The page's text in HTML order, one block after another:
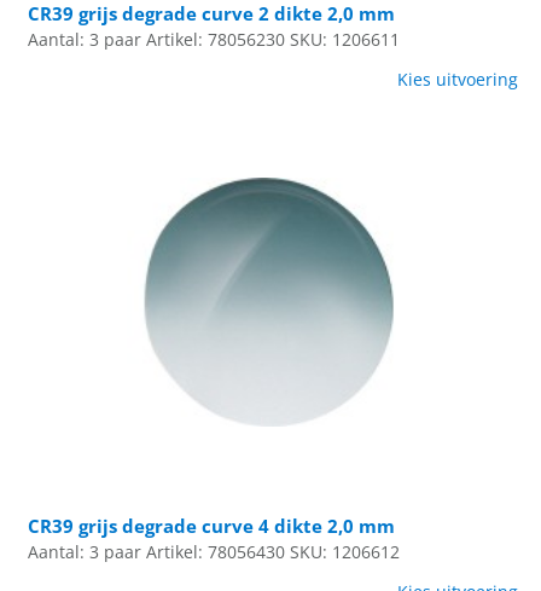
CR39 grijs degrade curve 2 dikte 2,0 mm
Aantal: 3 paar Artikel: 78056230 SKU: 1206611
Kies uitvoering
CR39 grijs degrade curve 4 dikte 2,0 mm
Aantal: 3 paar Artikel: 78056430 SKU: 1206612